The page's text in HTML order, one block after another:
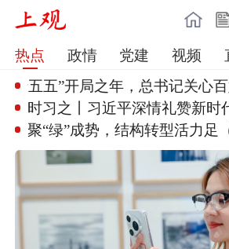
热点 政情 党建 视频
五五”开局之年，总书记关心百姓
时习之丨习近平深情礼赞新时
聚“绿”成势，结构转型活力足